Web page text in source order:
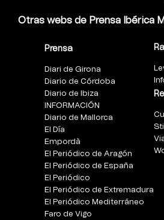
Otras webs de Prensa Ibérica
Prensa
Diari de Girona
Diario de Córdoba
Diario de Ibiza
INFORMACIÓN
Diario de Mallorca
El Día
Empordà
El Periódico de Aragón
El Periódico de España
El Periódico
El Periódico de Extremadura
El Periódico Mediterráneo
Faro de Vigo